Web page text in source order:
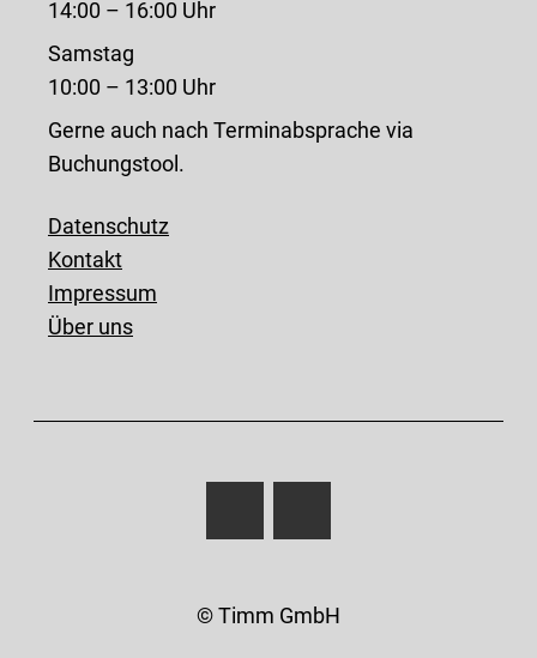
14:00 – 16:00 Uhr
Samstag
10:00 – 13:00 Uhr
Gerne auch nach Terminabsprache via
Buchungstool.
Datenschutz
Kontakt
Impressum
Über uns
© Timm GmbH